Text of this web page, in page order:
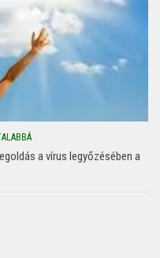
a vírus legyőzésében a